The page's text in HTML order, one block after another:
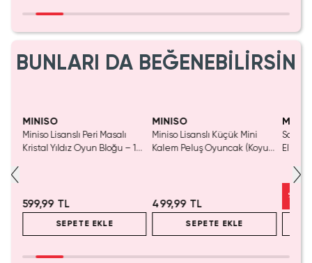
BUNLARI DA BEĞENEBİLİRSİN
MINISO
Miniso Lisanslı Peri Masalı
Kristal Yıldız Oyun Bloğu – 14
599,99 TL
SEPETE EKLE
MINISO
Miniso Lisanslı Küçük Mini
Kalem Peluş Oyuncak (Koyu
499,99 TL
SEPETE EKLE
Sanrio
Elma
%